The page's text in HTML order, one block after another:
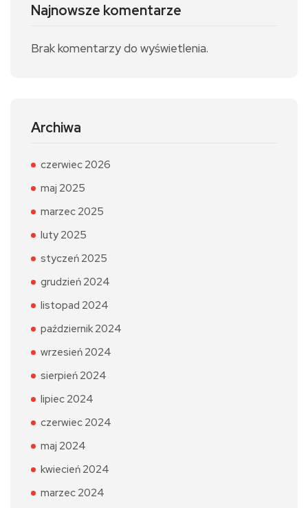
Najnowsze komentarze
Brak komentarzy do wyświetlenia.
Archiwa
czerwiec 2026
maj 2025
marzec 2025
luty 2025
styczeń 2025
grudzień 2024
listopad 2024
październik 2024
wrzesień 2024
sierpień 2024
lipiec 2024
czerwiec 2024
maj 2024
kwiecień 2024
marzec 2024